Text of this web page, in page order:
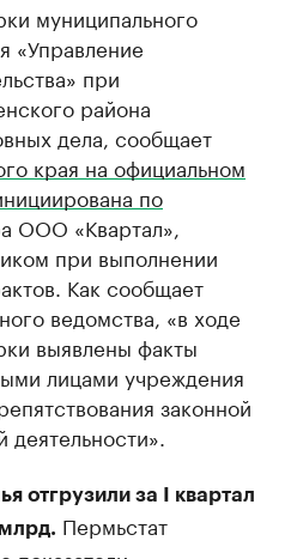
муниципального
«Управление
при
района
дела, сообщает
края на официальном
по
ООО «Квартал»,
при выполнении
Как сообщает
ведомства, «в ходе
выявлены факты
лицами учреждения
законной
отгрузили за I квартал
Пермьстат